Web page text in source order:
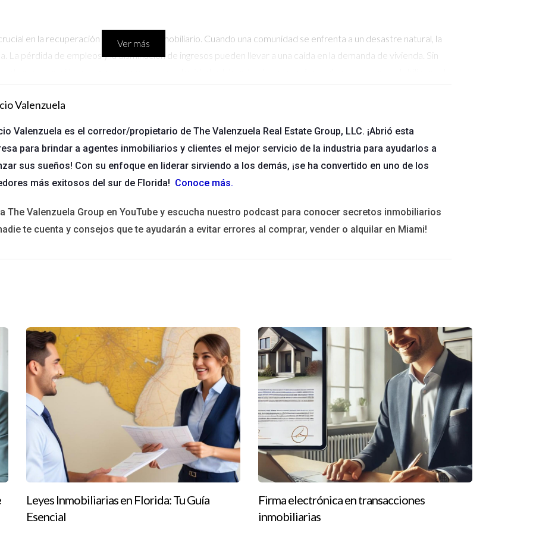
en la recuperación del mercado inmobiliario. Cuando una comunidad se enfrenta a un desastre natural, la
pérdida de empleos y la disminución de ingresos pueden llevar a una caída en la demanda de vivienda. Sin
Tras un desastre, muchas personas pueden optar por abandonar la zona afectada debido al miedo o la
ver la oportunidad de adquirir propiedades a precios más bajos. Esta dinámica puede resultar en una
que aumenta el interés por vivir en esas áreas nuevamente.
revitalizar las zonas afectadas. Los gobiernos suelen implementar planes de reconstrucción y ofrecer incentivos
Estas iniciativas no solo ayudan a restaurar infraestructuras dañadas, sino que también fomentan un entorno
dejando miles de viviendas destruidas y una economía tambaleante. Sin embargo, con el paso del tiempo y
y privadas, así como al espíritu resiliente de sus habitantes, el mercado inmobiliario comenzó a recuperarse. Las
remodeladas y vendidas a nuevos propietarios, lo que revitalizó barrios enteros y atrajo nuevamente a residentes
profunda en su infraestructura y economía. No obstante, el gobierno chileno implementó rápidamente un plan
en vivienda social. Esto no solo ayudó a los afectados directamente por el desastre, sino que también
entre los compradores e inversores.
Ver más
Valenzuela
Valenzuela es el corredor/propietario de The Valenzuela Real Estate Group, LLC. ¡Abrió esta
para brindar a agentes inmobiliarios y clientes el mejor servicio de la industria para ayudarlos a
sus sueños! Con su enfoque en liderar sirviendo a los demás, ¡se ha convertido en uno de los
más exitosos del sur de Florida! Conoce más.
The Valenzuela Group en YouTube y escucha nuestro podcast para conocer secretos inmobiliarios
te cuenta y consejos que te ayudarán a evitar errores al comprar, vender o alquilar en Miami!
Leyes Inmobiliarias en Florida: Tu Guía
Esencial
Firma electrónica en transacciones
inmobiliarias